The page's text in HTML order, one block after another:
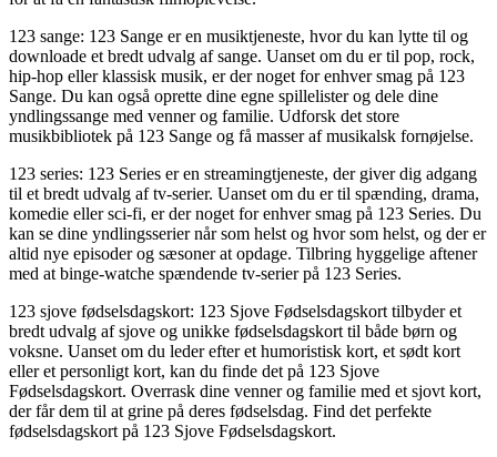
123 sange: 123 Sange er en musiktjeneste, hvor du kan lytte til og
downloade et bredt udvalg af sange. Uanset om du er til pop, rock,
hip-hop eller klassisk musik, er der noget for enhver smag på 123
Sange. Du kan også oprette dine egne spillelister og dele dine
yndlingssange med venner og familie. Udforsk det store
musikbibliotek på 123 Sange og få masser af musikalsk fornøjelse.
123 series: 123 Series er en streamingtjeneste, der giver dig adgang
til et bredt udvalg af tv-serier. Uanset om du er til spænding, drama,
komedie eller sci-fi, er der noget for enhver smag på 123 Series. Du
kan se dine yndlingsserier når som helst og hvor som helst, og der er
altid nye episoder og sæsoner at opdage. Tilbring hyggelige aftener
med at binge-watche spændende tv-serier på 123 Series.
123 sjove fødselsdagskort: 123 Sjove Fødselsdagskort tilbyder et
bredt udvalg af sjove og unikke fødselsdagskort til både børn og
voksne. Uanset om du leder efter et humoristisk kort, et sødt kort
eller et personligt kort, kan du finde det på 123 Sjove
Fødselsdagskort. Overrask dine venner og familie med et sjovt kort,
der får dem til at grine på deres fødselsdag. Find det perfekte
fødselsdagskort på 123 Sjove Fødselsdagskort.